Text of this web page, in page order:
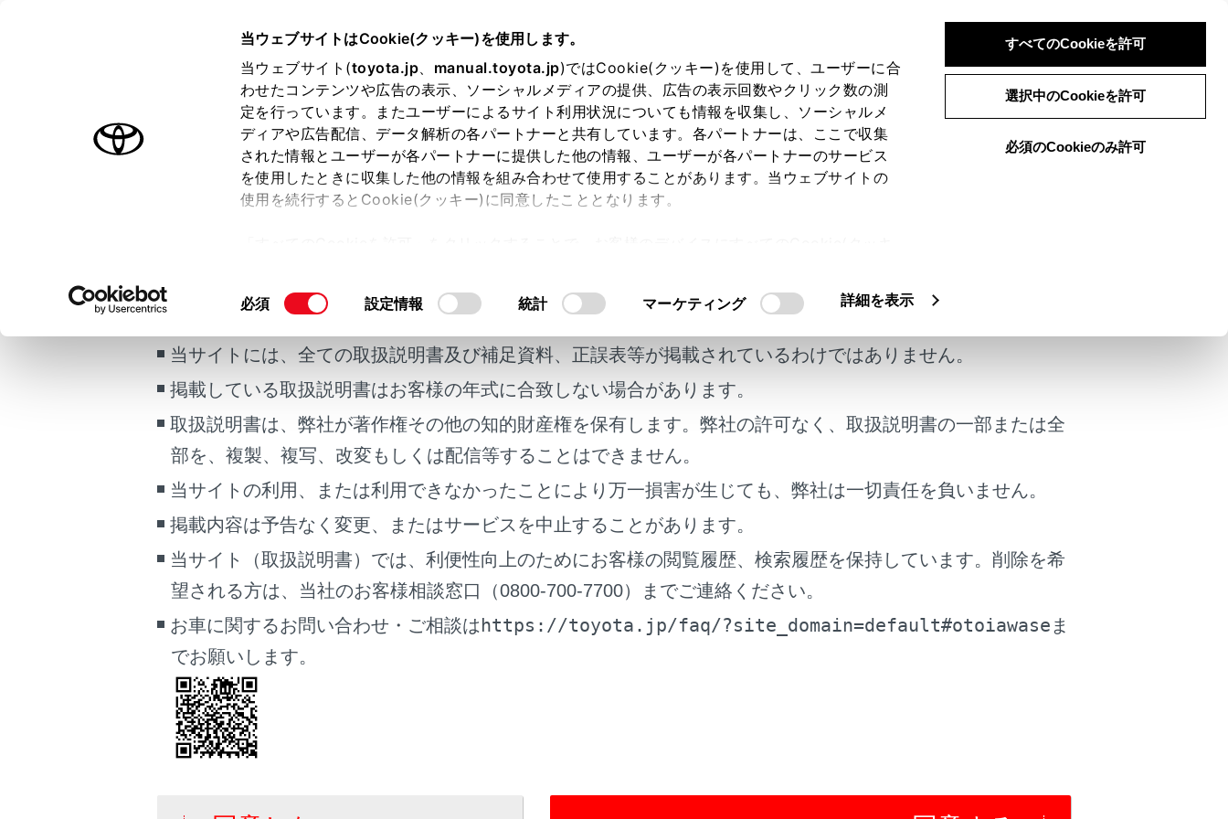
当ウェブサイトはCookie(クッキー)を使用します。
当ウェブサイト(toyota.jp、 manual.toyota.jp)ではCookie(クッキー)を使用して、ユーザーに合
わせたコンテンツや広告の表示、ソーシャルメディアの提供、広告の表示回数やクリック数の測
定を行っています。またユーザーによるサイト利用状況についても情報を収集し、ソーシャルメ
ディアや広告配信、データ解析の各パートナーと共有しています。各パートナーは、ここで収集
された情報とユーザーが各パートナーに提供した他の情報、ユーザーが各パートナーのサービス
を使用したときに収集した他の情報を組み合わせて使用することがあります。当ウェブサイトの
使用を続行するとCookie(クッキー)に同意したこととなります。
て」をご覧ください。
同
の
選
択
必須 設定情報 統計 マーケティング 詳細を表示
すべてのCookieを許可
選択中のCookieを許可
必須のCookieのみ許可
はじめに
安全・安心のために
マルチメディア
お手入れのしかた
万一の場合には
こんなときは
あとで読む
マルチメディア
画面表示設定
個人情報の取扱いについて
サイト利用について
マルチメディア 基本操作 エージェント（音声対話サービス）
音声コマンドを発話する
方言や言い方の違いなどにより正しく認識されないことがあります。
地名や施設を検索するときに、エージェント（音声対話サービス）が通称や略称を認識しない場合は、
ご利用の条件
当サイトには、全ての取扱説明書及び補足資料、正誤表等が掲載されているわけではありません。
掲載している取扱説明書はお客様の年式に合致しない場合があります。
取扱説明書は、弊社が著作権その他の知的財産権を保有します。弊社の許可なく、取扱説明書の一部または全
部を、複製、複写、改変もしくは配信等することはできません。
当サイトの利用、または利用できなかったことにより万一損害が生じても、弊社は一切責任を負いません。
掲載内容は予告なく変更、またはサービスを中止することがあります。
当サイト（取扱説明書）では、利便性向上のためにお客様の閲覧履歴、検索履歴を保持しています。削除を希
望される方は、当社のお客様相談窓口（0800-700-7700）までご連絡ください。
お車に関するお問い合わせ・ご相談はhttps://toyota.jp/faq/?site_domain=default#otoiawase ま
でお願いします。